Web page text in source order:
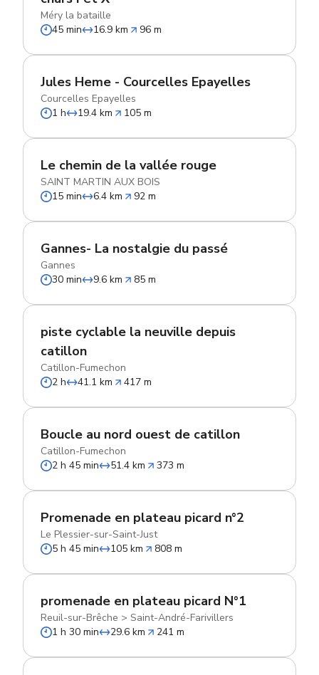
Méry la bataille
45 min
16.9 km 96 m
Jules Heme - Courcelles Epayelles
Courcelles Epayelles
1 h
19.4 km 105 m
Le chemin de la vallée rouge
SAINT MARTIN AUX BOIS
15 min
6.4 km 92 m
Gannes- La nostalgie du passé
Gannes
30 min
9.6 km 85 m
piste cyclable la neuville depuis
catillon
Catillon-Fumechon
2 h
41.1 km 417 m
Boucle au nord ouest de catillon
Catillon-Fumechon
2 h 45 min
51.4 km 373 m
Promenade en plateau picard n°2
Le Plessier-sur-Saint-Just
5 h 45 min
105 km 808 m
promenade en plateau picard N°1
Reuil-sur-Brêche > Saint-André-Farivillers
1 h 30 min
29.6 km 241 m